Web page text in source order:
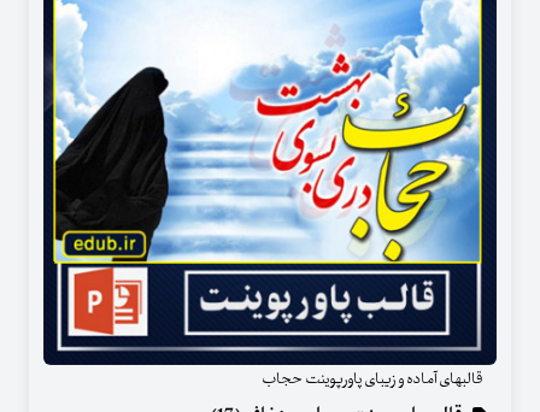
قالبهای آماده و زیبای پاورپوینت حجاب